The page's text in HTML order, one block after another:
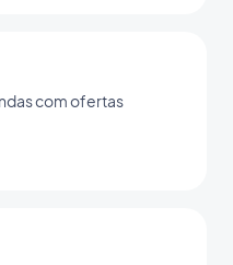
com ofertas